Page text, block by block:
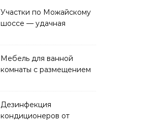
Участки по Можайскому
шоссе — удачная
Мебель для ванной
комнаты с размещением
Дезинфекция
кондиционеров от